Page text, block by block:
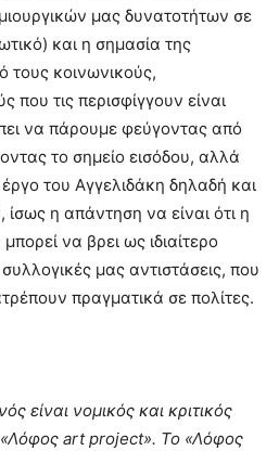
μας δυνατοτήτων σε
και η σημασία της
τους κοινωνικούς,
που τις περισφίγγουν είναι
να πάρουμε φεύγοντας από
το σημείο εισόδου, αλλά
του Αγγελιδάκη δηλαδή και
η απάντηση να είναι ότι η
να βρει ως ιδιαίτερο
μας αντιστάσεις, που
πραγματικά σε πολίτες.
είναι νομικός και κριτικός
art project». Το «Λόφος